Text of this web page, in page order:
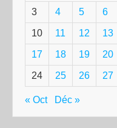
3 4 5 6
10 11 12 13
17 18 19 20
24 25 26 27
« Oct Déc »